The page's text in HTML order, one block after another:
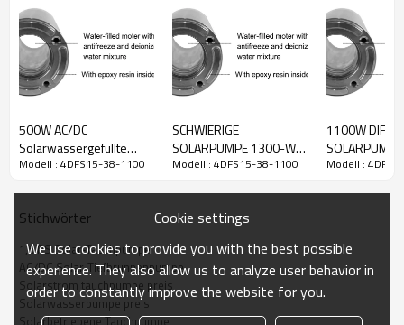
Modell SpannungsbereichWechselspannungsbereich
Leistung Durchfluss Max Kopf
4DFS15-
38-1100
60-380
Vmp 90-240
VAC 1100W 15m3/h 38m
Auslauf Pumpengröße Kabel PV Verbindungsmodus
2"
4” 2m 330W*4 in Serie 4DFS8/3
500W AC/DC
Solarwassergefüllte
Motortiefbrunnenpumpe
Solartauchpumpe
Modell : 4DFS15-38-1100
SCHWIERIGE
SOLARPUMPE 1300-W-
Solarbohrpumpe mit
wassergefüllte Motor-
Modell : 4DFS15-38-1100
1100W
Modell :
Stichwörter
1,5 PS Solar-Tauchpumpe
AC/DC Solar-Tiefbrunnenpumpe
Solarstrom tauchpumpe preis
Solarwasserpumpe preis
Solarbetriebene Tauchpumpe
Cookie settings
We use cookies to provide you with the best possible
experience. They also allow us to analyze user behavior in
order to constantly improve the website for you.